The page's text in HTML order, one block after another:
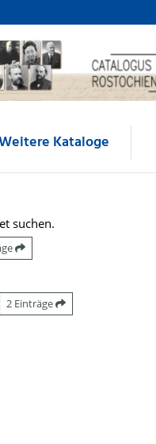
Kataloge
suchen.
2 Einträge